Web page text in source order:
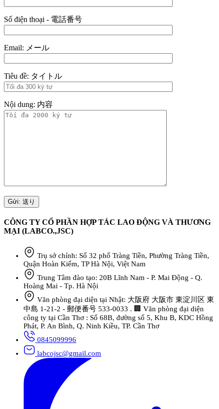
Số điện thoại - 電話番号
Email: メール
Tiêu đề: タイトル
Nội dung: 内容
CÔNG TY CỔ PHẦN HỢP TÁC LAO ĐỘNG VÀ THƯƠNG
MẠI (LABCO.,JSC)
Trụ sở chính: Số 32 phố Tràng Tiền, Phường Tràng Tiền,
Quận Hoàn Kiếm, TP Hà Nội, Việt Nam
Trung Tâm đào tạo: 20B Lĩnh Nam - P. Mai Động - Q.
Hoàng Mai - Tp. Hà Nội
Văn phòng đại diện tại Nhật: 大阪府 大阪市 東淀川区 東
中島 1-21-2 - 郵便番号 533-0033 . 🏢 Văn phòng đại diện
công ty tại Cần Thơ : Số 68B, đường số 5, Khu B, KDC Hồng
Phát, P. An Bình, Q. Ninh Kiều, TP. Cần Thơ
0845099996
labcojsc@gmail.com